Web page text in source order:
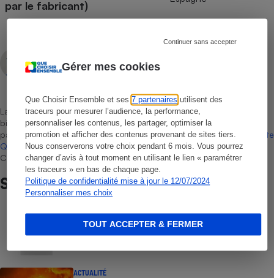
Gérer mes cookies
Que Choisir Ensemble et ses7 partenaires utilisent des
traceurs pour mesurer l’audience, la performance,
personnaliser les contenus, les partager, optimiser la
promotion et afficher des contenus provenant de sites tiers.
Nous conserverons votre choix pendant 6 mois. Vous pourrez
changer d’avis à tout moment en utilisant le lien « paramétrer
les traceurs » en bas de chaque page.
Politique de confidentialité mise à jour le 12/07/2024
Personnaliser mes choix
Continuer sans accepter
TOUT ACCEPTER & FERMER
par le fabricant)
Rédacteur technique
La sélection de produits ou services est représentative du marché,
bien que non-exhaustive. À l’exception des autorisations données
par Bureau Veritas Certification conformément aux règles de
La Note
Que Choisir, il n’existe aucune relation contractuelle entre Que
Choisir Ensemble et les professionnels référencés.
Sur le même sujet
COMMENT NOUS TESTONS
Sèche-linge - Le protocole
ACTUALITÉ